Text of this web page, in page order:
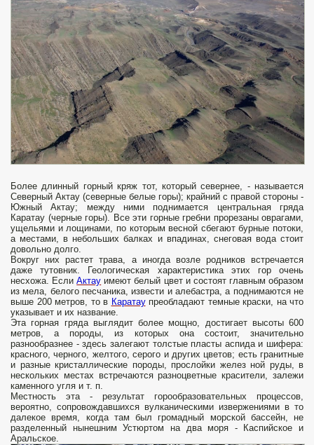
Более длинный горный кряж тот, который севернее, - называется
Се­верный Актау (северные белые горы); крайний с правой стороны -
Южный Актау; между ними поднимается цент­ральная гряда
Каратау (черные горы). Все эти горные гребни прорезаны оврагами,
ущельями и лощинами, по которым весной сбегают бурные потоки,
а местами, в не­больших балках и впадинах, снеговая вода стоит
доволь­но долго.
Вокруг них растет трава, а иногда возле родни­ков встречается
даже тутовник. Геологическая характеристика этих гор очень
несхожа. ЕслиАктау имеют белый цвет и состоят главным образом
из мела, белого песчаника, извести и алебастра, а подни­маются не
выше 200 метров, то в Каратаупреобладают темные краски, на что
указывает и их название.
Эта горная гряда выглядит более мощно, достигает высоты 600
метров, а породы, из которых она состоит, значительно
разнообразнее - здесь залегают толстые пласты аспида и шифера:
красно­го, черного, желтого, серого и других цветов; есть гранит­ные
и разные кристаллические породы, прослойки желез ной руды, в
нескольких местах встречаются разноцветные красители, залежи
каменного угля и т. п.
Местность эта - результат горообразовательных процес­сов,
вероятно, сопровождавшихся вулканическими извер­жениями в то
далекое время, когда там был громадный морской бассейн, не
разделенный нынешним Устюртом на два моря - Каспийское и
Аральское.